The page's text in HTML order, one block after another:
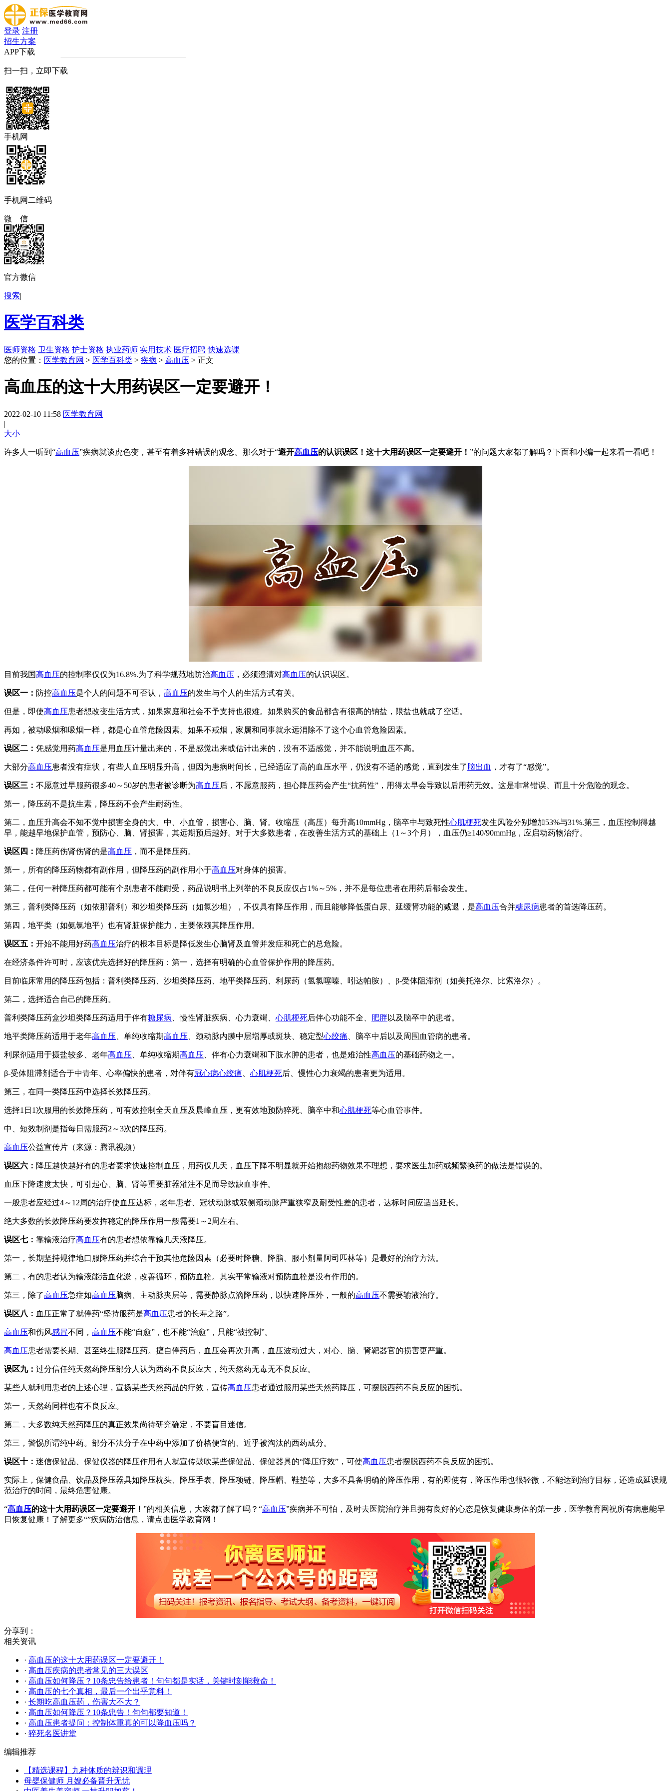
登录 注册
招生方案
APP下载
扫一扫，立即下载
手机网
手机网二维码
微 信
官方微信
搜索|
医学百科类
医师资格 卫生资格 护士资格 执业药师 实用技术 医疗招聘 快速选课
您的位置： 医学教育网 > 医学百科类 > 疾病 > 高血压 > 正文
高血压的这十大用药误区一定要避开！
2022-02-10 11:58 医学教育网
|
大小
许多人一听到“高血压”疾病就谈虎色变，甚至有着多种错误的观念。那么对于“避开高血压的认识误区！这十大用药误区一定要避开！ ”的问题大家都了解吗？下面和小编一起来看一看吧！
目前我国高血压的控制率仅仅为16.8%.为了科学规范地防治高血压 ，必须澄清对高血压的认识误区。
误区一： 防控高血压是个人的问题不可否认， 高血压的发生与个人的生活方式有关。
但是，即使高血压患者想改变生活方式，如果家庭和社会不予支持也很难。如果购买的食品都含有很高的钠盐，限盐也就成了空话。
再如，被动吸烟和吸烟一样，都是心血管危险因素。如果不戒烟，家属和同事就永远消除不了这个心血管危险因素。
误区二： 凭感觉用药高血压是用血压计量出来的，不是感觉出来或估计出来的，没有不适感觉，并不能说明血压不高。
大部分高血压患者没有症状，有些人血压明显升高，但因为患病时间长，已经适应了高的血压水平，仍没有不适的感觉，直到发生了脑出血 ，才有了“感觉”。
误区三： 不愿意过早服药很多40～50岁的患者被诊断为高血压后，不愿意服药，担心降压药会产生“抗药性”，用得太早会导致以后用药无效。这是非常错误、而且十分危险的观念。
第一，降压药不是抗生素，降压药不会产生耐药性。
第二，血压升高会不知不觉中损害全身的大、中、小血管，损害心、脑、肾。收缩压（高压）每升高10mmHg，脑卒中与致死性心肌梗死发生风险分别增加53%与31%.第三，血压控制得越
早，能越早地保护血管，预防心、脑、肾损害，其远期预后越好。对于大多数患者，在改善生活方式的基础上（1～3个月），血压仍≥140/90mmHg，应启动药物治疗。
误区四： 降压药伤肾伤肾的是高血压 ，而不是降压药。
第一，所有的降压药物都有副作用，但降压药的副作用小于高血压对身体的损害。
第二，任何一种降压药都可能有个别患者不能耐受，药品说明书上列举的不良反应仅占1%～5%，并不是每位患者在用药后都会发生。
第三，普利类降压药（如依那普利）和沙坦类降压药（如氯沙坦），不仅具有降压作用，而且能够降低蛋白尿、延缓肾功能的减退，是高血压合并糖尿病患者的首选降压药。
第四，地平类（如氨氯地平）也有肾脏保护能力，主要依赖其降压作用。
误区五： 开始不能用好药高血压治疗的根本目标是降低发生心脑肾及血管并发症和死亡的总危险。
在经济条件许可时，应该优先选择好的降压药：第一，选择有明确的心血管保护作用的降压药。
目前临床常用的降压药包括：普利类降压药、沙坦类降压药、地平类降压药、利尿药（氢氯噻嗪、吲达帕胺）、β-受体阻滞剂（如美托洛尔、比索洛尔）。
第二，选择适合自己的降压药。
普利类降压药盒沙坦类降压药适用于伴有糖尿病 、慢性肾脏疾病、心力衰竭、 心肌梗死后伴心功能不全、 肥胖以及脑卒中的患者。
地平类降压药适用于老年高血压 、单纯收缩期高血压 、颈动脉内膜中层增厚或斑块、稳定型心绞痛 、脑卒中后以及周围血管病的患者。
利尿剂适用于摄盐较多、老年高血压 、单纯收缩期高血压 、伴有心力衰竭和下肢水肿的患者，也是难治性高血压的基础药物之一。
β-受体阻滞剂适合于中青年、心率偏快的患者，对伴有冠心病心绞痛 心肌梗死后、慢性心力衰竭的患者更为适用。
第三，在同一类降压药中选择长效降压药。
选择1日1次服用的长效降压药，可有效控制全天血压及晨峰血压，更有效地预防猝死、脑卒中和心肌梗死等心血管事件。
中、短效制剂是指每日需服药2～3次的降压药。
高血压公益宣传片（来源：腾讯视频）
误区六： 降压越快越好有的患者要求快速控制血压，用药仅几天，血压下降不明显就开始抱怨药物效果不理想，要求医生加药或频繁换药的做法是错误的。
血压下降速度太快，可引起心、脑、肾等重要脏器灌注不足而导致缺血事件。
一般患者应经过4～12周的治疗使血压达标，老年患者、冠状动脉或双侧颈动脉严重狭窄及耐受性差的患者，达标时间应适当延长。
绝大多数的长效降压药要发挥稳定的降压作用一般需要1～2周左右。
误区七： 靠输液治疗高血压有的患者想依靠输几天液降压。
第一，长期坚持规律地口服降压药并综合干预其他危险因素（必要时降糖、降脂、服小剂量阿司匹林等）是最好的治疗方法。
第二，有的患者认为输液能活血化淤，改善循环，预防血栓。其实平常输液对预防血栓是没有作用的。
第三，除了高血压急症如高血压脑病、主动脉夹层等，需要静脉点滴降压药，以快速降压外，一般的高血压不需要输液治疗。
误区八： 血压正常了就停药“坚持服药是高血压患者的长寿之路”。
高血压和伤风感冒不同， 高血压不能“自愈”，也不能“治愈”，只能“被控制”。
高血压患者需要长期、甚至终生服降压药。擅自停药后，血压会再次升高，血压波动过大，对心、脑、肾靶器官的损害更严重。
误区九： 过分信任纯天然药降压部分人认为西药不良反应大，纯天然药无毒无不良反应。
某些人就利用患者的上述心理，宣扬某些天然药品的疗效，宣传高血压患者通过服用某些天然药降压，可摆脱西药不良反应的困扰。
第一，天然药同样也有不良反应。
第二，大多数纯天然药降压的真正效果尚待研究确定，不要盲目迷信。
第三，警惕所谓纯中药。部分不法分子在中药中添加了价格便宜的、近乎被淘汰的西药成分。
误区十： 迷信保健品、保健仪器的降压作用有人就宣传鼓吹某些保健品、保健器具的“降压疗效”，可使高血压患者摆脱西药不良反应的困扰。
实际上，保健食品、饮品及降压器具如降压枕头、降压手表、降压项链、降压帽、鞋垫等，大多不具备明确的降压作用，有的即使有，降压作用也很轻微，不能达到治疗目标，还造成延误规
范治疗的时间，最终危害健康。
“高血压的这十大用药误区一定要避开！ ”的相关信息，大家都了解了吗？“高血压”疾病并不可怕，及时去医院治疗并且拥有良好的心态是恢复健康身体的第一步，医学教育网祝所有病患能早
日恢复健康！了解更多“”疾病防治信息，请点击医学教育网！
分享到：
相关资讯
· 高血压的这十大用药误区一定要避开！
· 高血压疾病的患者常见的三大误区
· 高血压如何降压？10条忠告给患者！句句都是实话，关键时刻能救命！
· 高血压的七个真相，最后一个出乎意料！
· 长期吃高血压药，伤害大不大？
· 高血压如何降压？10条忠告！句句都要知道！
· 高血压患者提问：控制体重真的可以降血压吗？
· 猝死名医讲堂
编辑推荐
【精选课程】九种体质的辨识和调理
母婴保健师 月嫂必备晋升无忧